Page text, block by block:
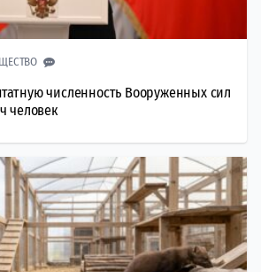
численность Вооруженных сил
человек